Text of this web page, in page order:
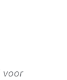
voor